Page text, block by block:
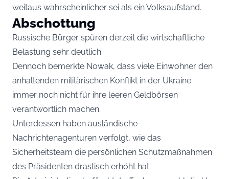
weitaus wahrscheinlicher sei als ein Volksaufstand.
Abschottung
Russische Bürger spüren derzeit die wirtschaftliche
Belastung sehr deutlich.
Dennoch bemerkte Nowak, dass viele Einwohner den
anhaltenden militärischen Konflikt in der Ukraine
immer noch nicht für ihre leeren Geldbörsen
verantwortlich machen.
Unterdessen haben ausländische
Nachrichtenagenturen verfolgt, wie das
Sicherheitsteam die persönlichen Schutzmaßnahmen
des Präsidenten drastisch erhöht hat.